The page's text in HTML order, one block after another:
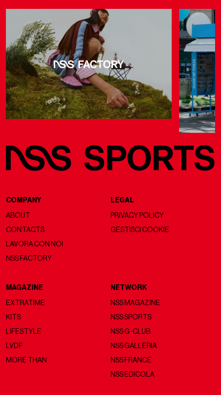
COMPANY
ABOUT
CONTACTS
LAVORA CON NOI
NSS FACTORY
LEGAL
PRIVACY POLICY
GESTISCI COOKIE
MAGAZINE
EXTRATIME
KITS
LIFESTYLE
LVDF
MORE THAN
NETWORK
NSS MAGAZINE
NSS SPORTS
NSS G-CLUB
NSS GALLERIA
NSS FRANCE
NSS EDICOLA